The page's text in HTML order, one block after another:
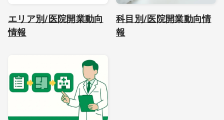
エリア別/医院開業動向
情報
科目別/医院開業動向情
報